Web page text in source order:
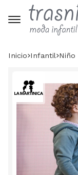
Inicio infantil niño